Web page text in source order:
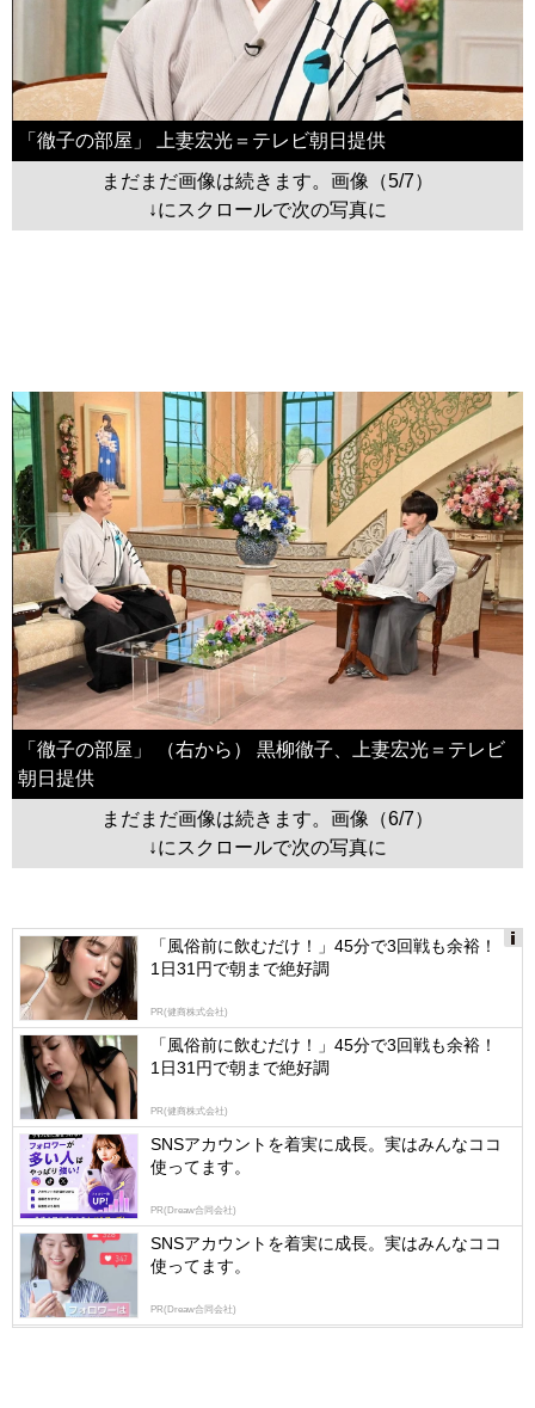
「徹子の部屋」 上妻宏光＝テレビ朝日提供
まだまだ画像は続きます。画像（5/7）
↓にスクロールで次の写真に
「徹子の部屋」 （右から） 黒柳徹子、上妻宏光＝テレビ
朝日提供
まだまだ画像は続きます。画像（6/7）
↓にスクロールで次の写真に
logly
「風俗前に飲むだけ！」45分で3回戦も余裕！
1日31円で朝まで絶好調
PR(健商株式会社)
「風俗前に飲むだけ！」45分で3回戦も余裕！
1日31円で朝まで絶好調
PR(健商株式会社)
SNSアカウントを着実に成長。実はみんなココ
使ってます。
PR(Dreaw合同会社)
SNSアカウントを着実に成長。実はみんなココ
使ってます。
PR(Dreaw合同会社)